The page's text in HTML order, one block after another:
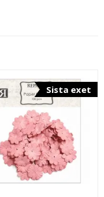
Sista exet